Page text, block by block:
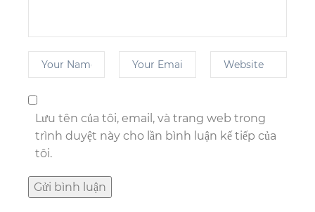
Lưu tên của tôi, email, và trang web trong
trình duyệt này cho lần bình luận kế tiếp của
tôi.